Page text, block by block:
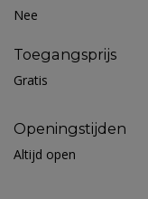
Nee
Toegangsprijs
Gratis
Openingstijden
Altijd open